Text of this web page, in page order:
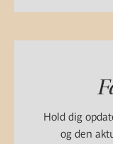
Hold dig
og den